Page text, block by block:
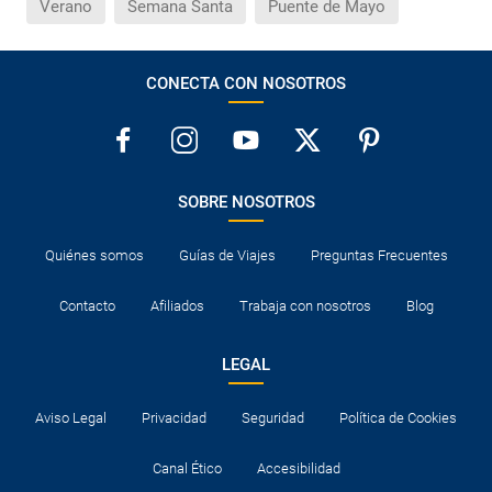
¿Por qué me sale el precio de un niño igual que el
precio de un adulto?
¿Cuántas veces debo imprimir el bono de los
Verano Semana Santa Puente de Mayo
CONECTA CON NOSOTROS
SOBRE NOSOTROS
Quiénes somos Guías de Viajes Preguntas Frecuentes
Contacto Afiliados Trabaja con nosotros Blog
LEGAL
Aviso Legal Privacidad Seguridad Política de Cookies
Canal Ético Accesibilidad